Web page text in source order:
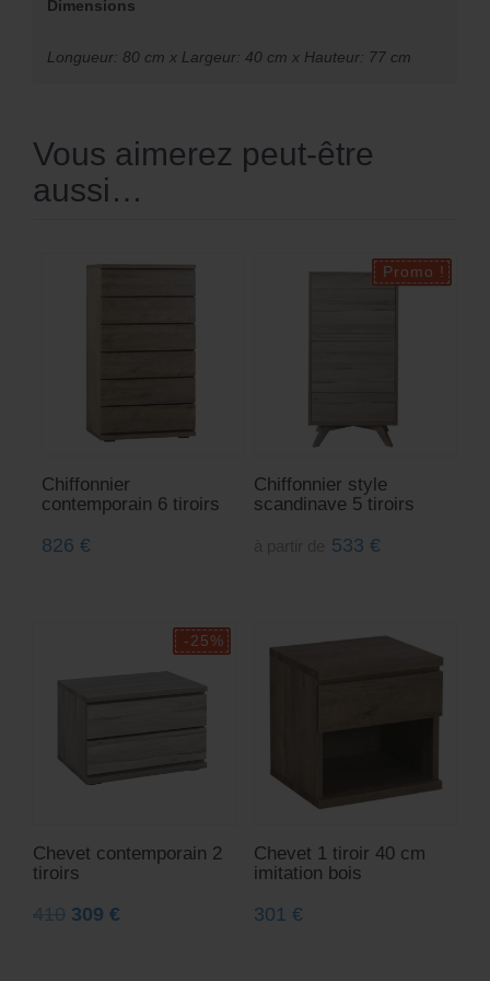
Dimensions
Longueur: 80 cm x Largeur: 40 cm x Hauteur: 77 cm
Vous aimerez peut-être
aussi…
Chiffonnier
contemporain 6 tiroirs
826 €
Chiffonnier style
scandinave 5 tiroirs
533 €
Chevet contemporain 2
tiroirs
410 309 €
Chevet 1 tiroir 40 cm
imitation bois
301 €